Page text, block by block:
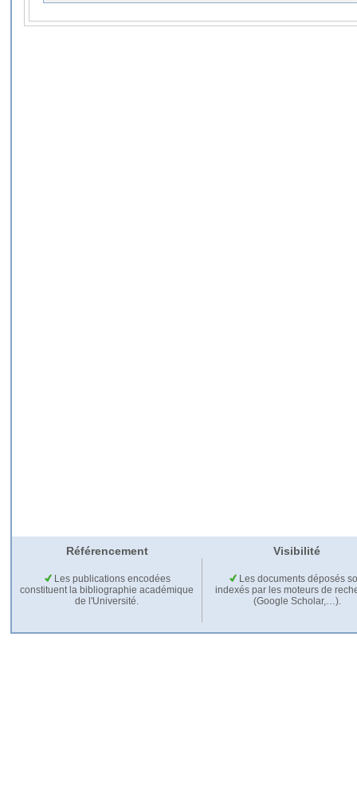
Référencement Visibilité
Les publications encodées
constituent la bibliographie académique
de l'Université.
Les documents déposés
indexés par les moteurs de
(Google Scholar,…).